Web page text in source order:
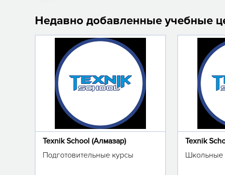
Недавно добавленные учебные
Texnik School (Алмазар)
Подготовительные курсы
Texnik
Школьные